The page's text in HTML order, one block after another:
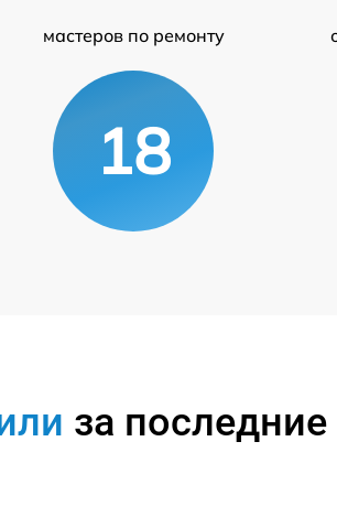
мастеров по ремонту
18
за